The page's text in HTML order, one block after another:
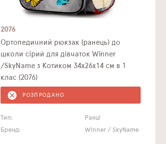
2076
Ортопедичний рюкзак (ранець) до
школи сірий для дівчаток Winner
/SkyName з Котиком 34х26х14 см в 1
клас (2076)
РОЗПРОДАНО
Тип:
Ранці
Бренд:
Winner / SkyName